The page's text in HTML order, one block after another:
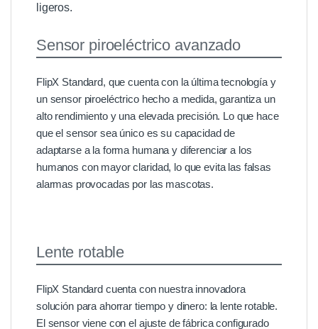
ligeros.
Sensor piroeléctrico avanzado
FlipX Standard, que cuenta con la última tecnología y
un sensor piroeléctrico hecho a medida, garantiza un
alto rendimiento y una elevada precisión. Lo que hace
que el sensor sea único es su capacidad de
adaptarse a la forma humana y diferenciar a los
humanos con mayor claridad, lo que evita las falsas
alarmas provocadas por las mascotas.
Lente rotable
FlipX Standard cuenta con nuestra innovadora
solución para ahorrar tiempo y dinero: la lente rotable.
El sensor viene con el ajuste de fábrica configurado